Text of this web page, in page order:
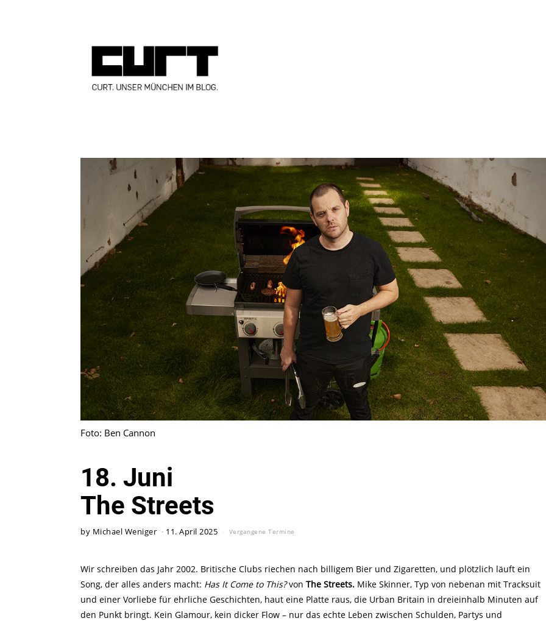
Foto: Ben Cannon
18. Juni
The Streets
by Michael Weniger 11. April 2025 Vergangene Termine
Wir schreiben das Jahr 2002. Britische Clubs riechen nach billigem Bier und Zigaretten, und plötzlich läuft ein
Song, der alles anders macht: Has It Come to This?von The Streets. Mike Skinner, Typ von nebenan mit Tracksuit
und einer Vorliebe für ehrliche Geschichten, haut eine Platte raus, die Urban Britain in dreieinhalb Minuten auf
den Punkt bringt. Kein Glamour, kein dicker Flow – nur das echte Leben zwischen Schulden, Partys und